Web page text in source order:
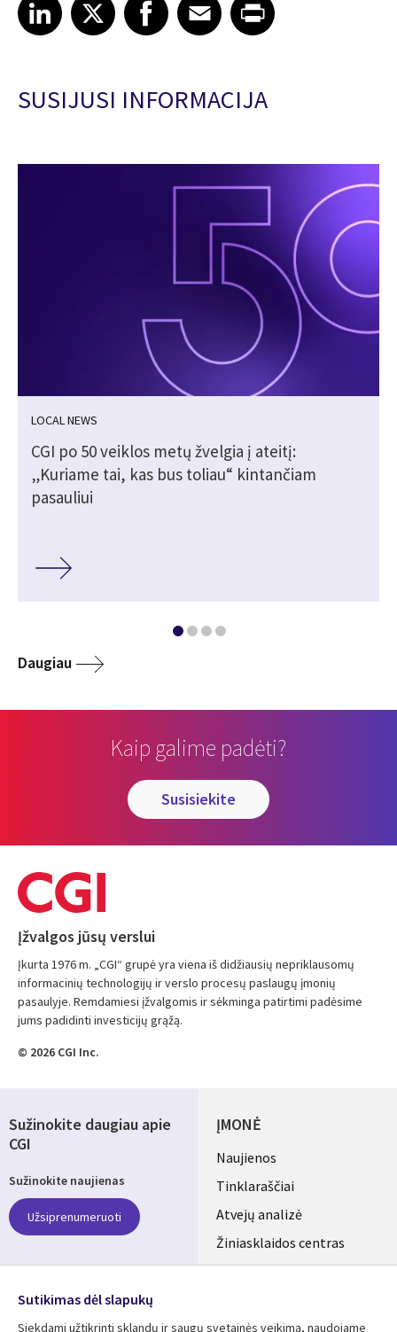
Share article on LinkedIn
LinkedIn
Share article on XShare article on Facebook
Facebook
Share article on Email
EmailShare article on Print
SUSIJUSI INFORMACIJA
LOCAL NEWS
CGI po 50 veiklos metų žvelgia į ateitį:
„Kuriame tai, kas bus toliau“ kintančiam
pasauliui
Daugiau
Kaip galime padėti?
susisiekite
Įžvalgos jūsų verslui
Įkurta 1976 m. „CGI“ grupė yra viena iš didžiausių nepriklausomų
informacinių technologijų ir verslo procesų paslaugų įmonių
pasaulyje. Remdamiesi įžvalgomis ir sėkminga patirtimi padėsime
jums padidinti investicijų grąžą.
© 2026 CGI Inc.
ĮMONĖ
Useful
links
LITHUANIA
Naujienos
Tinklaraščiai
Atvejų analizė
Žiniasklaidos centras
Aljansus
Sužinokite daugiau apie
CGI
Sužinokite naujienas
Užsiprenumeruoti
Sutikimas dėl slapukų
Siekdami užtikrinti sklandų ir saugų svetainės veikimą, naudojame